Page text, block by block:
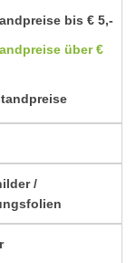
bis € 5,-
über €
/